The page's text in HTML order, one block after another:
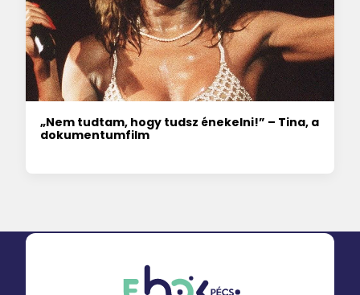
„Nem tudtam, hogy tudsz énekelni!” – Tina, a
dokumentumfilm